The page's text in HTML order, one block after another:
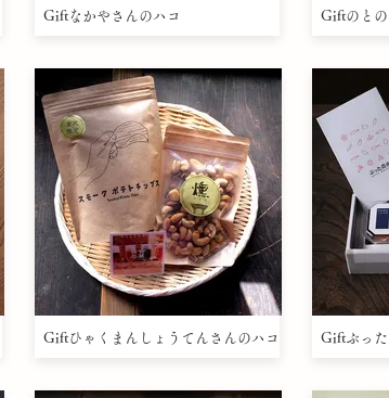
Giftなかやさんのハコ
Giftひゃくまんしょうてんさんのハコ
Giftのとの
Giftぶった